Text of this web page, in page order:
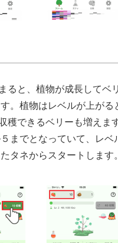
ると、植物が成長してベ
。植物はレベルが上がる
穫できるベリーも増えま
までとなっていて、レベ
タネからスタートします。